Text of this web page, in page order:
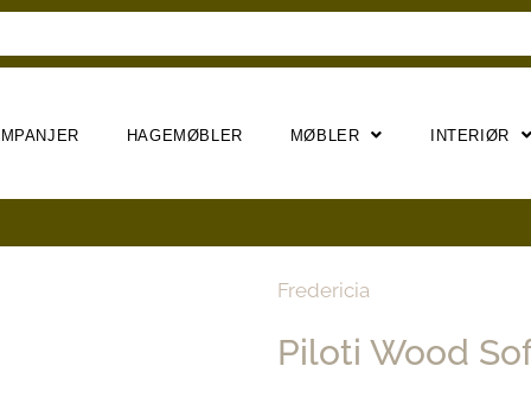
HAGEMØBLER MØBLER INTERIØR
Fredericia
Piloti Wood